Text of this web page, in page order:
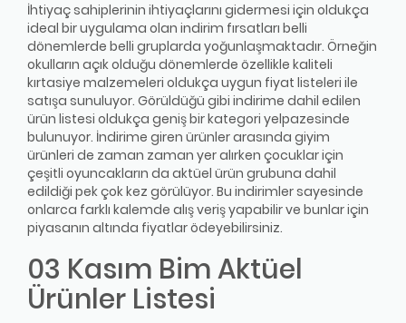
İhtiyaç sahiplerinin ihtiyaçlarını gidermesi için oldukça
ideal bir uygulama olan indirim fırsatları belli
dönemlerde belli gruplarda yoğunlaşmaktadır. Örneğin
okulların açık olduğu dönemlerde özellikle kaliteli
kırtasiye malzemeleri oldukça uygun fiyat listeleri ile
satışa sunuluyor. Görüldüğü gibi indirime dahil edilen
ürün listesi oldukça geniş bir kategori yelpazesinde
bulunuyor. İndirime giren ürünler arasında giyim
ürünleri de zaman zaman yer alırken çocuklar için
çeşitli oyuncakların da aktüel ürün grubuna dahil
edildiği pek çok kez görülüyor. Bu indirimler sayesinde
onlarca farklı kalemde alış veriş yapabilir ve bunlar için
piyasanın altında fiyatlar ödeyebilirsiniz.
03 Kasım Bim Aktüel
Ürünler Listesi